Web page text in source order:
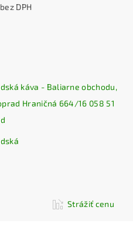
€4,19 bez DPH
káva - Baliarne obchodu,
Hraničná 664/16 058 51
Strážiť cenu